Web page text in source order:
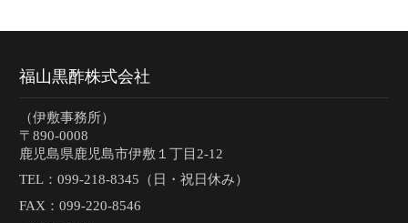
福山黒酢株式会社
（伊敷事務所）
〒890-0008
鹿児島県鹿児島市伊敷１丁目2-12
TEL：099-218-8345（日・祝日休み）
FAX：099-220-8546